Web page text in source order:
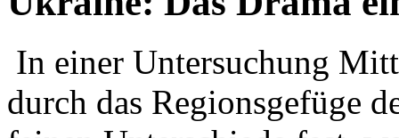
In einer Untersuchung
durch das Regionsgefüge